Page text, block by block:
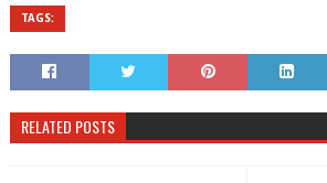
TAGS:
RELATED POSTS